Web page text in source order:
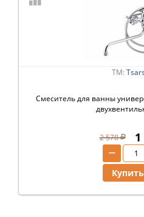
ТМ:
Смеситель для ванны
2 578 1
−
Купить